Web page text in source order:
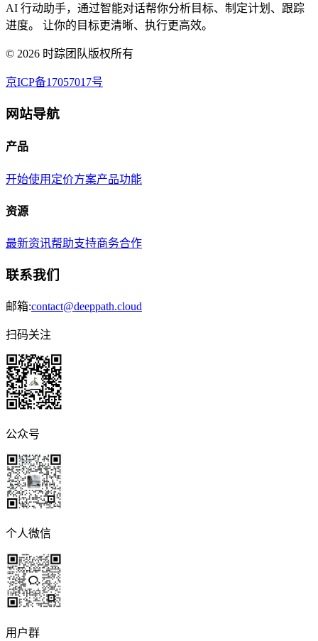
AI 行动助手，通过智能对话帮你分析目标、制定计划、跟踪
进度。 让你的目标更清晰、执行更高效。
© 2026 时踪团队版权所有
京ICP备17057017号
网站导航
产品
开始使用 定价方案产品功能
资源
最新资讯帮助支持商务合作
联系我们
邮箱:contact@deeppath.cloud
扫码关注
公众号
个人微信
用户群